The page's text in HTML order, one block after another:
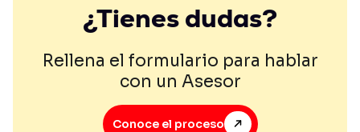
¿Tienes dudas?
Rellena el formulario para hablar
con un Asesor
Conoce el proceso